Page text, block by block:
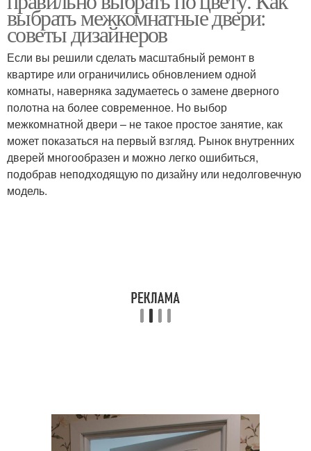
выбрать межкомнатные двери:
советы дизайнеров
Если вы решили сделать масштабный ремонт в
квартире или ограничились обновлением одной
комнаты, наверняка задумаетесь о замене дверного
полотна на более современное. Но выбор
межкомнатной двери – не такое простое занятие, как
может показаться на первый взгляд. Рынок внутренних
дверей многообразен и можно легко ошибиться,
подобрав неподходящую по дизайну или недолговечную
модель.